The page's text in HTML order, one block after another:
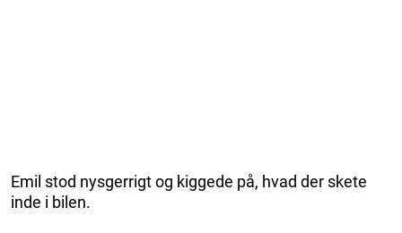
Emil stod nysgerrigt og kiggede på, hvad der skete
inde i bilen.